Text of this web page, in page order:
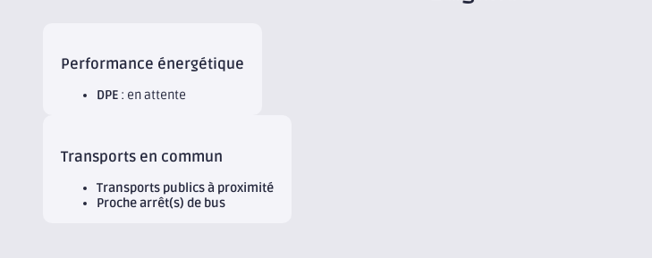
Performance énergétique
DPE : en attente
Transports en commun
Transports publics à proximité
Proche arrêt(s) de bus